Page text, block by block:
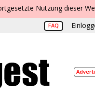
Nutzung dieser
FAQ